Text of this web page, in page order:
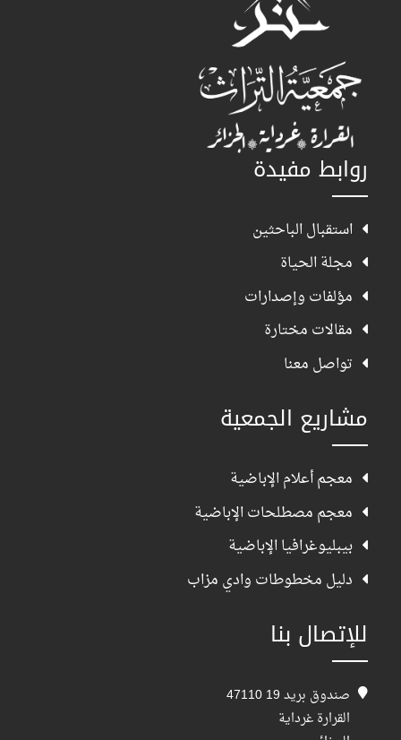
روابط مفيدة
استقبال الباحثين
مجلة الحياة
مؤلفات وإصدارات
مقالات مختارة
تواصل معنا
مشاريع الجمعية
معجم أعلام الإباضية
معجم مصطلحات الإباضية
بيبليوغرافيا الإباضية
دليل مخطوطات وادي مزاب
للإتصال بنا
صندوق بريد 19 47110
القرارة غرداية